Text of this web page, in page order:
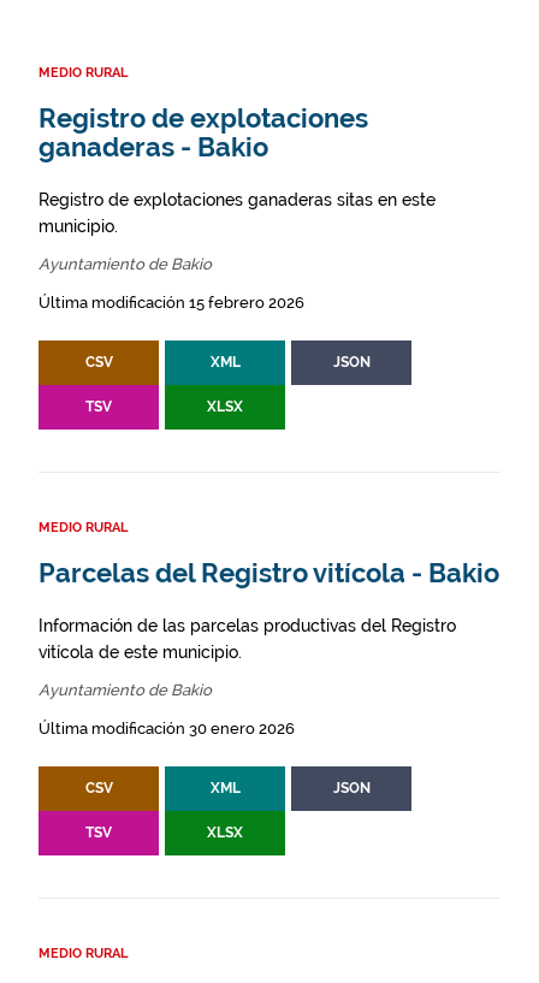
MEDIO RURAL
Registro de explotaciones
ganaderas - Bakio
Registro de explotaciones ganaderas sitas en este
municipio.
Ayuntamiento de Bakio
Última modificación 15 febrero 2026
CSV XML JSON
TSV XLSX
MEDIO RURAL
Parcelas del Registro vitícola - Bakio
Información de las parcelas productivas del Registro
vitícola de este municipio.
Ayuntamiento de Bakio
Última modificación 30 enero 2026
CSV XML JSON
TSV XLSX
MEDIO RURAL